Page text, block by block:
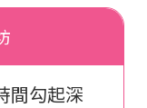
間勾起深